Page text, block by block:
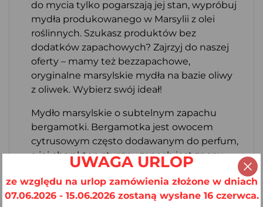
do mycia tylko pogarszają jej stan, wypróbuj
mydła produkowanego w Marsylii z olei
roślinnych. Szukasz produktów bez
dodatków zapachowych? Zajrzyj do naszej
oferty – mamy też bezzapachowe,
oryginalne marsylskie mydła na bazie oliwy
z oliwek. Wybierz swój ideał!
Mydło marsylskie o subtelnym zapachu
bergamotki. Bergamotka jest owocem
cytrusowym często dodawanym do perfum,
a jej charakterystyczny zapach jest znany
wszystkim miłośnikom herbaty Earl Gray.
Masło shea (Butyrospermum Parki) zawiera
cenne składniki odżywcze (miedzy innymi
UWAGA URLOP
ze względu na urlop zamówienia złożone w dniach
07.06.2026 - 15.06.2026 zostaną wysłane 16 czerwca.